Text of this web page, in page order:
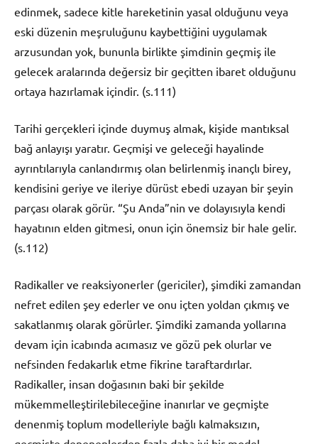
edinmek, sadece kitle hareketinin yasal olduğunu veya
eski düzenin meşruluğunu kaybettiğini uygulamak
arzusundan yok, bununla birlikte şimdinin geçmiş ile
gelecek aralarında değersiz bir geçitten ibaret olduğunu
ortaya hazırlamak içindir. (s.111)
Tarihi gerçekleri içinde duymuş almak, kişide mantıksal
bağ anlayışı yaratır. Geçmişi ve geleceği hayalinde
ayrıntılarıyla canlandırmış olan belirlenmiş inançlı birey,
kendisini geriye ve ileriye dürüst ebedi uzayan bir şeyin
parçası olarak görür. “Şu Anda”nin ve dolayısıyla kendi
hayatının elden gitmesi, onun için önemsiz bir hale gelir.
(s.112)
Radikaller ve reaksiyonerler (gericiler), şimdiki zamandan
nefret edilen şey ederler ve onu içten yoldan çıkmış ve
sakatlanmış olarak görürler. Şimdiki zamanda yollarına
devam için icabında acımasız ve gözü pek olurlar ve
nefsinden fedakarlık etme fikrine taraftardırlar.
Radikaller, insan doğasının baki bir şekilde
mükemmelleştirilebileceğine inanırlar ve geçmişte
denenmiş toplum modelleriyle bağlı kalmaksızın,